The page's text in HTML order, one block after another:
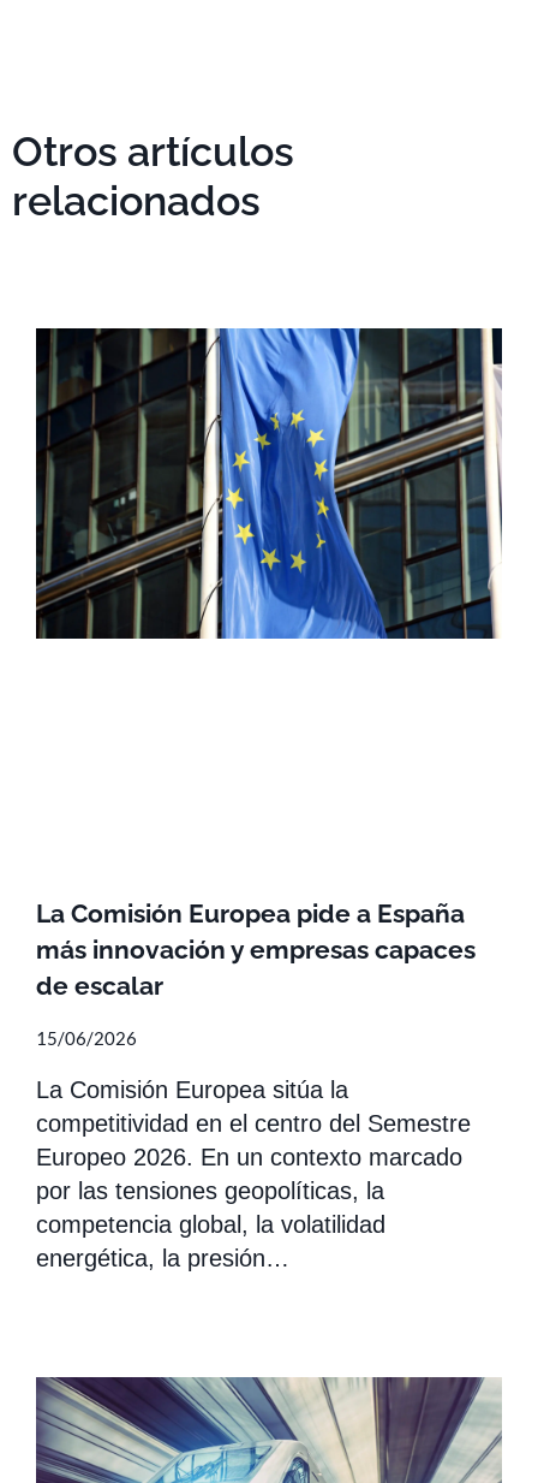
Otros artículos
relacionados
La Comisión Europea pide a España
más innovación y empresas capaces
de escalar
15/06/2026
La Comisión Europea sitúa la
competitividad en el centro del Semestre
Europeo 2026. En un contexto marcado
por las tensiones geopolíticas, la
competencia global, la volatilidad
energética, la presión…